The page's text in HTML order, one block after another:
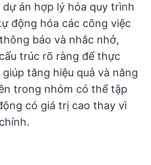
án hợp lý hóa quy trình
động hóa các công việc
báo và nhắc nhở,
trúc rõ ràng để thực
tăng hiệu quả và năng
trong nhóm có thể tập
có giá trị cao thay vì